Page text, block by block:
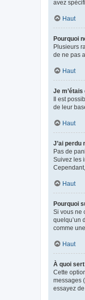
avez
Haut
Pourquoi
Plusieurs
de ne pas
Haut
Je
Il est
de leur
Haut
J’ai perdu
Pas de
Suivez les
Haut
Pourquoi
Si vous ne
quelqu’un
comme
Haut
À quoi
Cette
messages
essayez